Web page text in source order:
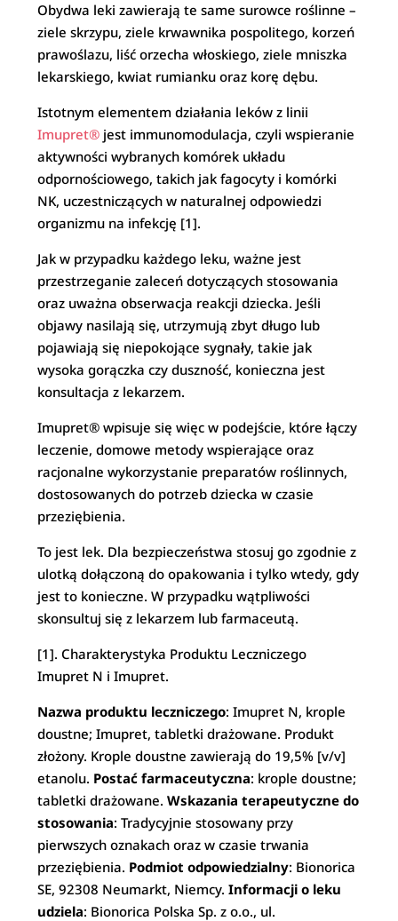
Obydwa leki zawierają te same surowce roślinne –
ziele skrzypu, ziele krwawnika pospolitego, korzeń
prawoślazu, liść orzecha włoskiego, ziele mniszka
lekarskiego, kwiat rumianku oraz korę dębu.
Istotnym elementem działania leków z linii
Imupret® jest immunomodulacja, czyli wspieranie
aktywności wybranych komórek układu
odpornościowego, takich jak fagocyty i komórki
NK, uczestniczących w naturalnej odpowiedzi
organizmu na infekcję [1].
Jak w przypadku każdego leku, ważne jest
przestrzeganie zaleceń dotyczących stosowania
oraz uważna obserwacja reakcji dziecka. Jeśli
objawy nasilają się, utrzymują zbyt długo lub
pojawiają się niepokojące sygnały, takie jak
wysoka gorączka czy duszność, konieczna jest
konsultacja z lekarzem.
Imupret® wpisuje się więc w podejście, które łączy
leczenie, domowe metody wspierające oraz
racjonalne wykorzystanie preparatów roślinnych,
dostosowanych do potrzeb dziecka w czasie
przeziębienia.
To jest lek. Dla bezpieczeństwa stosuj go zgodnie z
ulotką dołączoną do opakowania i tylko wtedy, gdy
jest to konieczne. W przypadku wątpliwości
skonsultuj się z lekarzem lub farmaceutą.
[1]. Charakterystyka Produktu Leczniczego
Imupret N i Imupret.
Nazwa produktu leczniczego: Imupret N, krople
doustne; Imupret, tabletki drażowane. Produkt
złożony. Krople doustne zawierają do 19,5% [v/v]
etanolu. Postać farmaceutyczna: krople doustne;
tabletki drażowane.Wskazania terapeutyczne do
stosowania: Tradycyjnie stosowany przy
pierwszych oznakach oraz w czasie trwania
przeziębienia. Podmiot odpowiedzialny: Bionorica
SE, 92308 Neumarkt, Niemcy.Informacji o leku
udziela: Bionorica Polska Sp. z o.o., ul.